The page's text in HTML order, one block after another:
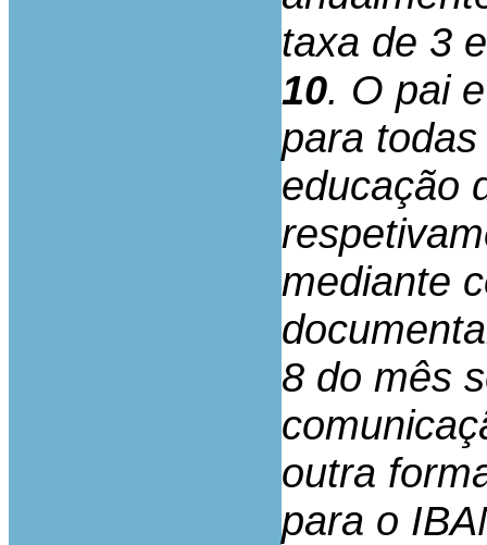
taxa de 3
10. O pai
para
educação
mediante
8 do mês
outra
para o